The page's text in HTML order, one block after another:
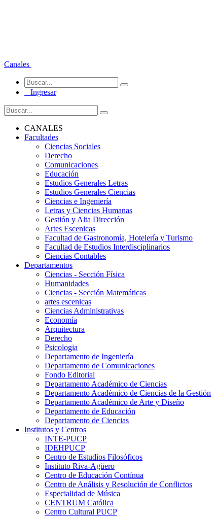
Canales
Ingresar
CANALES
Facultades
Ciencias Sociales
Derecho
Comunicaciones
Educación
Estudios Generales Letras
Estudios Generales Ciencias
Ciencias e Ingeniería
Letras y Ciencias Humanas
Gestión y Alta Dirección
Artes Escenicas
Facultad de Gastronomía, Hotelería y Turismo
Facultad de Estudios Interdisciplinarios
Ciencias Contables
Departamentos
Ciencias - Sección Física
Humanidades
Ciencias - Sección Matemáticas
artes escenicas
Ciencias Administrativas
Economía
Arquitectura
Derecho
Psicologia
Departamento de Ingeniería
Departamento de Comunicaciones
Fondo Editorial
Departamento Académico de Ciencias
Departamento Académico de Ciencias de la Gestión
Departamento Académico de Arte y Diseño
Departamento de Educación
Departamento de Ciencias
Institutos y Centros
INTE-PUCP
IDEHPUCP
Centro de Estudios Filosóficos
Instituto Riva-Agüero
Centro de Educación Contínua
Centro de Análisis y Resolución de Conflictos
Especialidad de Música
CENTRUM Católica
Centro Cultural PUCP